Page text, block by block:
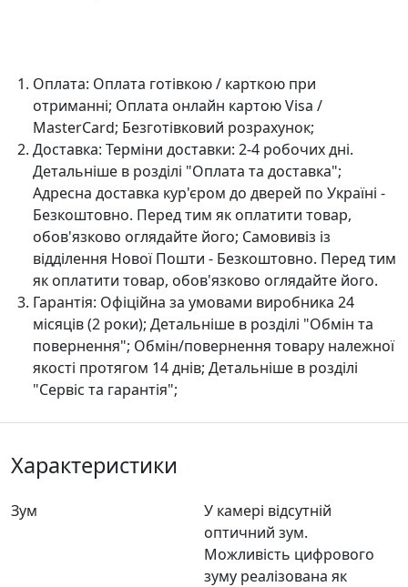
Оплата: Оплата готівкою / карткою при
отриманні; Оплата онлайн картою Visa /
MasterCard; Безготівковий розрахунок;
Доставка: Терміни доставки: 2-4 робочих дні.
Детальніше в розділі "Оплата та доставка";
Адресна доставка кур'єром до дверей по Україні -
Безкоштовно. Перед тим як оплатити товар,
обов'язково оглядайте його; Самовивіз із
відділення Нової Пошти - Безкоштовно. Перед тим
як оплатити товар, обов'язково оглядайте його.
Гарантія: Офіційна за умовами виробника 24
місяців (2 роки); Детальніше в розділі "Oбмін та
повернення"; Обмін/повернення товару належної
якості протягом 14 днів; Детальніше в розділі
"Сервіс та гарантія";
Характеристики
Зум
У камері відсутній
оптичний зум.
Можливість цифрового
зуму реалізована як